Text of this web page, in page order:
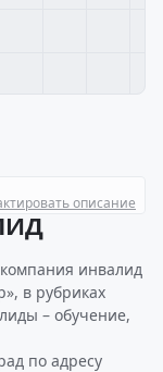
описание
инвалид
в рубриках
– обучение,
по адресу